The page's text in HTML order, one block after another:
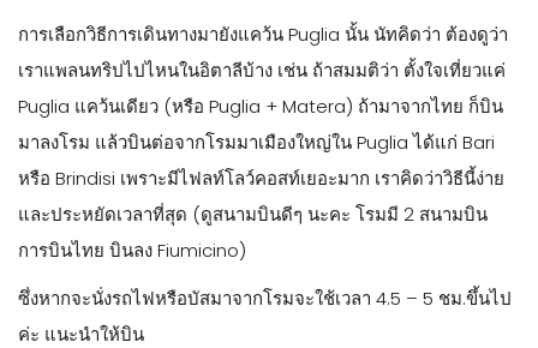
การเลือกวิธีการเดินทางมายังแคว้น Puglia นั้น นัทคิดว่า ต้องดูว่า
เราแพลนทริปไปไหนในอิตาลีบ้าง เช่น ถ้าสมมติว่า ตั้งใจเที่ยวแค่
Puglia แคว้นเดียว (หรือ Puglia + Matera) ถ้ามาจากไทย ก็บิน
มาลงโรม แล้วบินต่อจากโรมมาเมืองใหญ่ใน Puglia ได้แก่ Bari
หรือ Brindisi เพราะมีไฟลท์โลว์คอสท์เยอะมาก เราคิดว่าวิธีนี้ง่าย
และประหยัดเวลาที่สุด (ดูสนามบินดีๆ นะคะ โรมมี 2 สนามบิน
การบินไทย บินลง Fiumicino)
ซึ่งหากจะนั่งรถไฟหรือบัสมาจากโรมจะใช้เวลา 4.5 – 5 ชม.ขึ้นไป
ค่ะ แนะนำให้บิน